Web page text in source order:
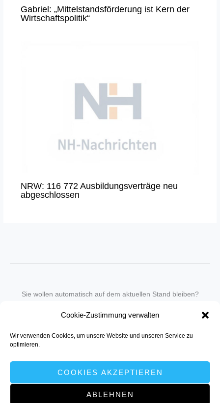
Cookie-Zustimmung verwalten
Wir verwenden Cookies, um unsere Website und unseren Service zu
optimieren.
COOKIES AKZEPTIEREN
ABLEHNEN
Gabriel: „Mittelstandsförderung ist Kern der
Wirtschaftspolitik“
NRW: 116 772 Ausbildungsverträge neu
abgeschlossen
Sie wollen automatisch auf dem aktuellen Stand bleiben?
in unseren Newsletter-Service auf.
Senden Sie für ein Angebot einfach eine